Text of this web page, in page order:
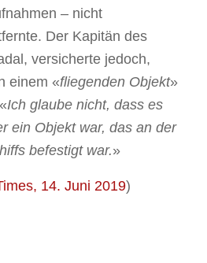
– nicht
Der Kapitän des
versicherte jedoch,
einem «fliegenden Objekt»
Ich glaube nicht, dass es
ein Objekt war, das an der
befestigt war.»
14. Juni 2019)